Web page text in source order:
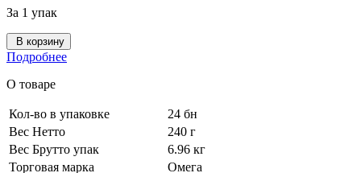
За 1 упак
В корзину
Подробнее
О товаре
Кол-во в упаковке
24 бн
Вес Нетто
240 г
Вес Брутто упак
6.96 кг
Торговая марка
Омега